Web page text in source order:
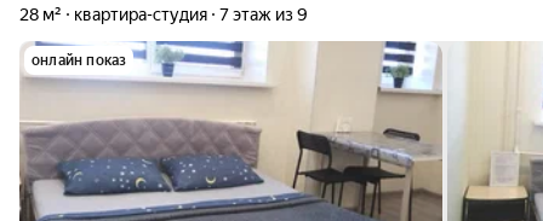
28 м² квартира-студия 7 этаж из 9
онлайн показ